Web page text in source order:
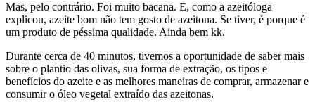
Mas, pelo contrário. Foi muito bacana. E, como a azeitóloga
explicou, azeite bom não tem gosto de azeitona. Se tiver, é porque é
um produto de péssima qualidade. Ainda bem kk.
Durante cerca de 40 minutos, tivemos a oportunidade de saber mais
sobre o plantio das olivas, sua forma de extração, os tipos e
benefícios do azeite e as melhores maneiras de comprar, armazenar e
consumir o óleo vegetal extraído das azeitonas.